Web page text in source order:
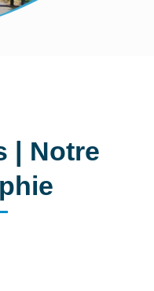
| Notre